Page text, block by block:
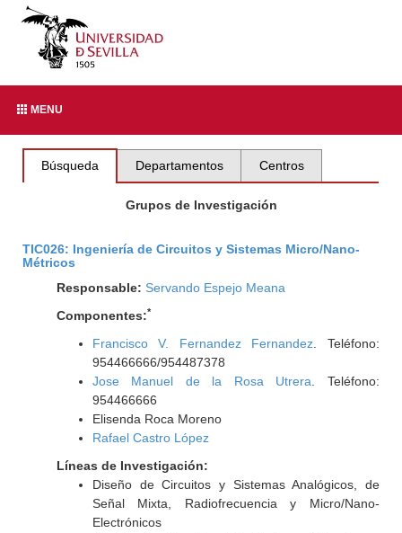
MENU
Búsqueda Departamentos Centros
Grupos de Investigación
TIC026: Ingeniería de Circuitos y Sistemas Micro/Nano-
Métricos
Responsable: Servando Espejo Meana
Componentes:*
Francisco V. Fernandez Fernandez . Teléfono:
954466666/954487378
Jose Manuel de la Rosa Utrera . Teléfono:
954466666
Elisenda Roca Moreno
Rafael Castro López
Líneas de Investigación:
Diseño de Circuitos y Sistemas Analógicos, de
Señal Mixta, Radiofrecuencia y Micro/Nano-
Electrónicos